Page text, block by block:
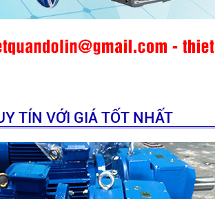
TÍN VỚI GIÁ TỐT NHẤT